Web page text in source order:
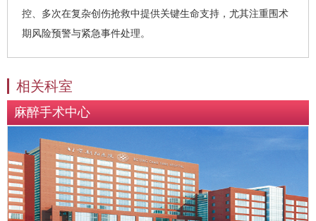
控、多次在复杂创伤抢救中提供关键生命支持，尤其注重围术
期风险预警与紧急事件处理。
相关科室
麻醉手术中心